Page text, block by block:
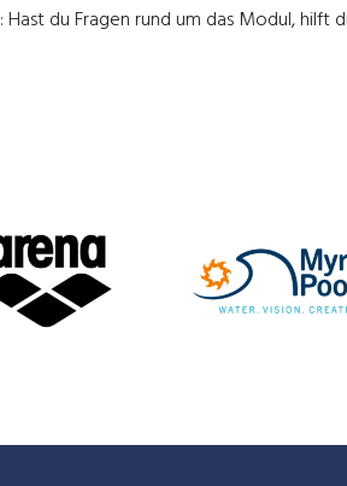
: Hast du Fragen rund um das Modul,